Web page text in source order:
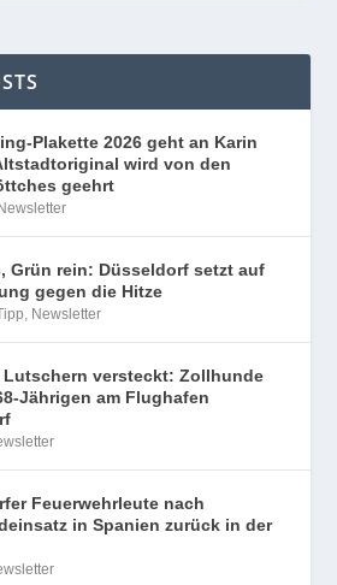
Plakette 2026 geht an Karin
wird von den
geehrt
Newsletter
Grün rein: Düsseldorf setzt auf
gegen die Hitze
, Newsletter
Lutschern versteckt: Zollhunde
Jährigen am Flughafen
Feuerwehrleute nach
in Spanien zurück in der